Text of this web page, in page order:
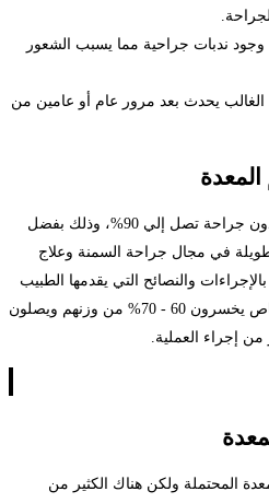
وجود ندبات جراحية مما يسبب الشعور
يحدث بعد مرور عام أو عامين من
فرصة نجاح عملية تكميم المعدة بدون جراحة تصل إلي 90%، وذلك بفضل
طويلة في مجال جراحة السمنة وعلاج
والنصائح التي يقدمها الطبيب
بعد إجراء الجراحة. فمعظم الأشخاص يخسرون 60 - 70% من وزنهم ويصلون
المحتملة ولكن هناك الكثير من